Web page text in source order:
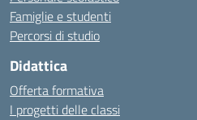
Famiglie e studenti
Percorsi di studio
Didattica
Offerta formativa
I progetti delle classi